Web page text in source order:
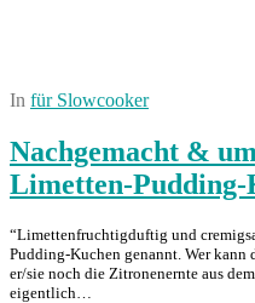
In für Slowcooker
Nachgemacht &
Limetten-Pudding-
“Limettenfruchtigduftig und
Pudding-Kuchen genannt. Wer kann
er/sie noch die Zitronenernte aus
eigentlich…